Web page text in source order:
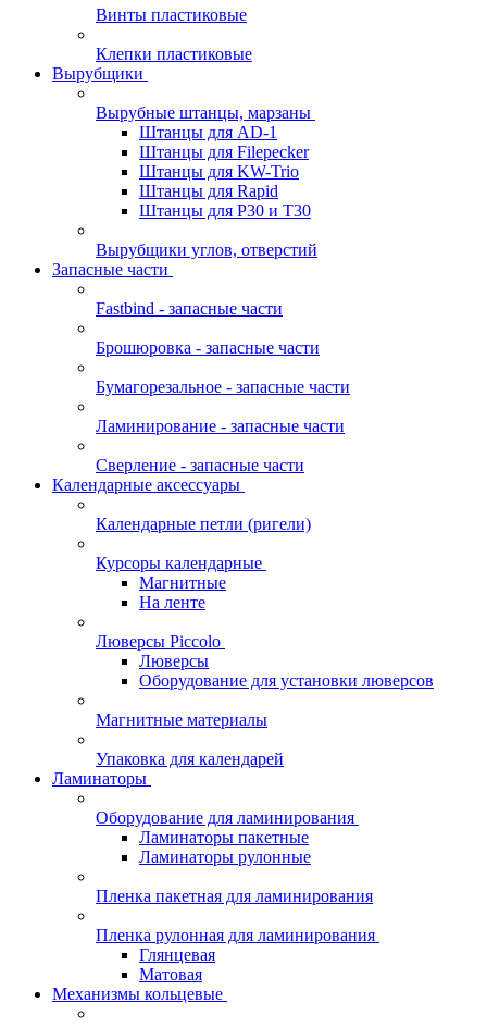
Винты пластиковые
Клепки пластиковые
Вырубщики
Вырубные штанцы, марзаны
Штанцы для AD-1
Штанцы для Filepecker
Штанцы для KW-Trio
Штанцы для Rapid
Штанцы для Р30 и Т30
Вырубщики углов, отверстий
Запасные части
Fastbind - запасные части
Брошюровка - запасные части
Бумагорезальное - запасные части
Ламинирование - запасные части
Сверление - запасные части
Календарные аксессуары
Календарные петли (ригели)
Курсоры календарные
Магнитные
На ленте
Люверсы Piccolo
Люверсы
Оборудование для установки люверсов
Магнитные материалы
Упаковка для календарей
Ламинаторы
Оборудование для ламинирования
Ламинаторы пакетные
Ламинаторы рулонные
Пленка пакетная для ламинирования
Пленка рулонная для ламинирования
Глянцевая
Матовая
Механизмы кольцевые